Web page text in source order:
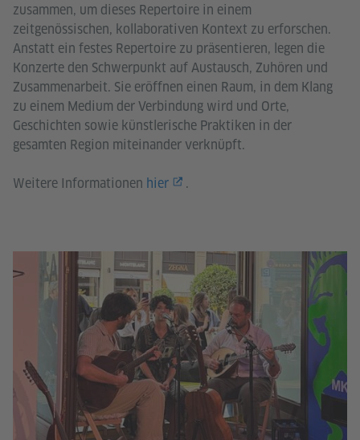
zusammen, um dieses Repertoire in einem
zeitgenössischen, kollaborativen Kontext zu erforschen.
Anstatt ein festes Repertoire zu präsentieren, legen die
Konzerte den Schwerpunkt auf Austausch, Zuhören und
Zusammenarbeit. Sie eröffnen einen Raum, in dem Klang
zu einem Medium der Verbindung wird und Orte,
Geschichten sowie künstlerische Praktiken in der
gesamten Region miteinander verknüpft.
Weitere Informationen hier .